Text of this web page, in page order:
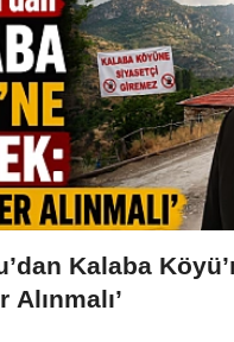
Kalaba
Alınmalı’